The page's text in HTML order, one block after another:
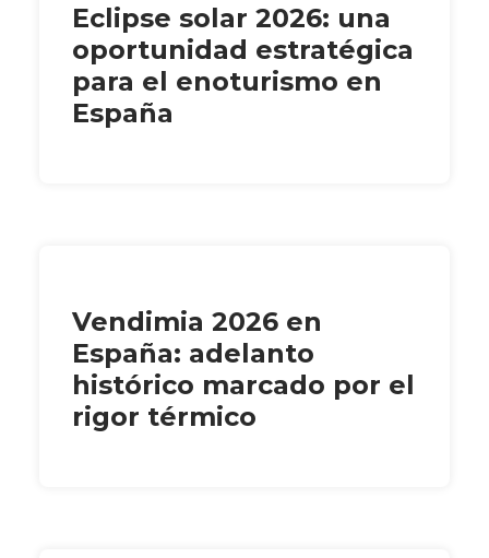
Eclipse solar 2026: una
oportunidad estratégica
para el enoturismo en
España
Vendimia 2026 en
España: adelanto
histórico marcado por el
rigor térmico